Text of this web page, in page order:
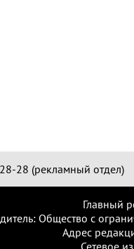
28 (рекламный отдел)
Главный
Общество с
Адрес